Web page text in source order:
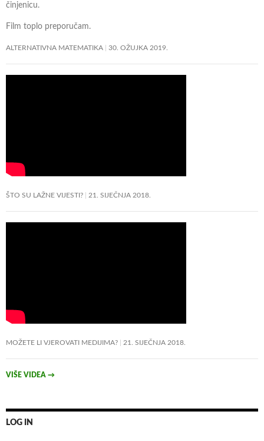
činjenicu.
Film toplo preporučam.
ALTERNATIVNA MATEMATIKA 30. OŽUJKA 2019.
ŠTO SU LAŽNE VIJESTI? 21. SIJEČNJA 2018.
MOŽETE LI VJEROVATI MEDIJIMA? 21. SIJEČNJA 2018.
VIŠE VIDEA →
LOG IN